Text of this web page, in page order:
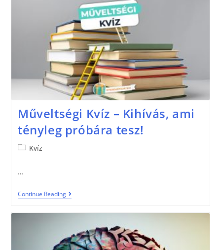
Műveltségi Kvíz – Kihívás, ami
tényleg próbára tesz!
Kvíz
…
Continue Reading